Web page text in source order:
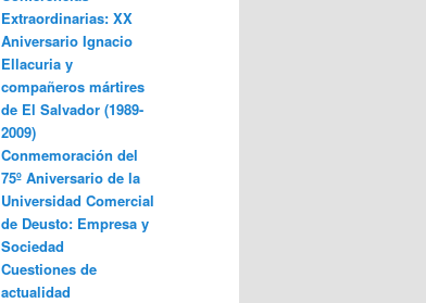
Extraordinarias: XX
Aniversario Ignacio
Ellacuria y
compañeros mártires
de El Salvador (1989-
2009)
Conmemoración del
75º Aniversario de la
Universidad Comercial
de Deusto: Empresa y
Sociedad
Cuestiones de
actualidad